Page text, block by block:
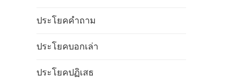
ประโยคคำถาม
ประโยคบอกเล่า
ประโยคปฏิเสธ